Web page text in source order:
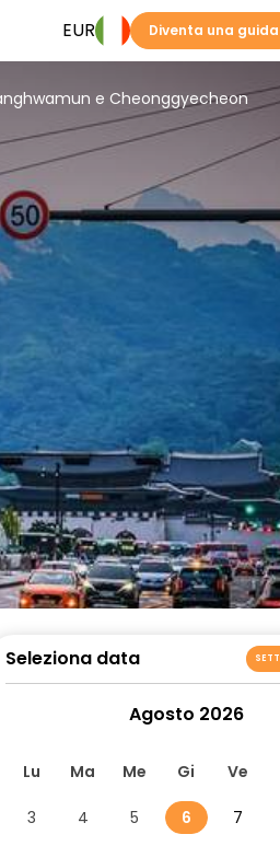
EUR Diventa una guida
e Cheonggyecheon
Seleziona data
Agosto 2026
Lu Ma Me Gi Ve
3 4 5 6 7